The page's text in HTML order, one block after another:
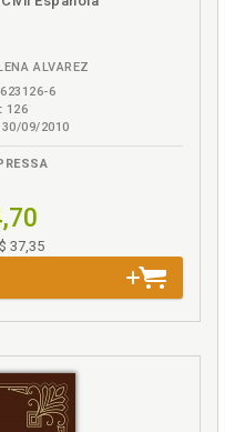
ALVAREZ
6
126
30/09/2010
37,35